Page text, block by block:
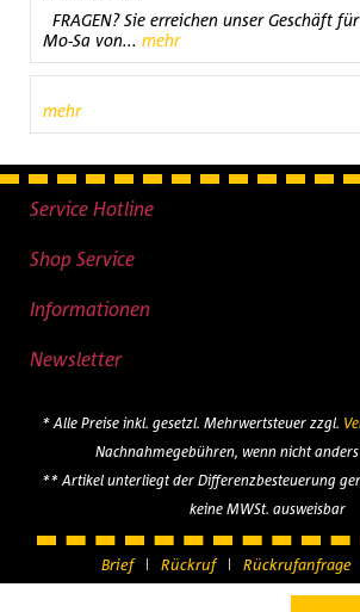
FRAGEN? Sie erreichen unser Geschäft
Mo-Sa von... mehr
mehr
Service Hotline
Shop Service
Informationen
Newsletter
* Alle Preise inkl. gesetzl. Mehrwertsteuer zzgl.
Nachnahmegebühren, wenn nicht
** Artikel unterliegt der Differenzbesteuerung
keine MWSt. ausweisbar
Brief Rückruf Rückrufanfrage